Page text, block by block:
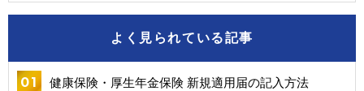
よく見られている記事
健康保険・厚生年金保険 新規適用届の記入方法